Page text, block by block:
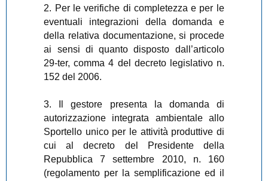
2. Per le verifiche di completezza e per le
eventuali integrazioni della domanda e
della relativa documentazione, si procede
ai sensi di quanto disposto dall’articolo
29-ter, comma 4 del decreto legislativo n.
152 del 2006.
3. Il gestore presenta la domanda di
autorizzazione integrata ambientale allo
Sportello unico per le attività produttive di
cui al decreto del Presidente della
Repubblica 7 settembre 2010, n. 160
(regolamento per la semplificazione ed il